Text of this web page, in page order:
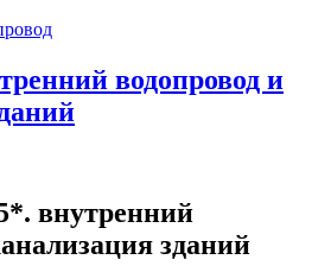
водопровод и
внутренний
зданий